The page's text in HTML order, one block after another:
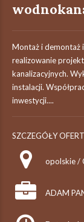
Montaż i demontaż
realizowanie
kanalizacyjnych.
instalacji.
inwestycji....
SZCZEGÓŁY
opolskie /
ADAM